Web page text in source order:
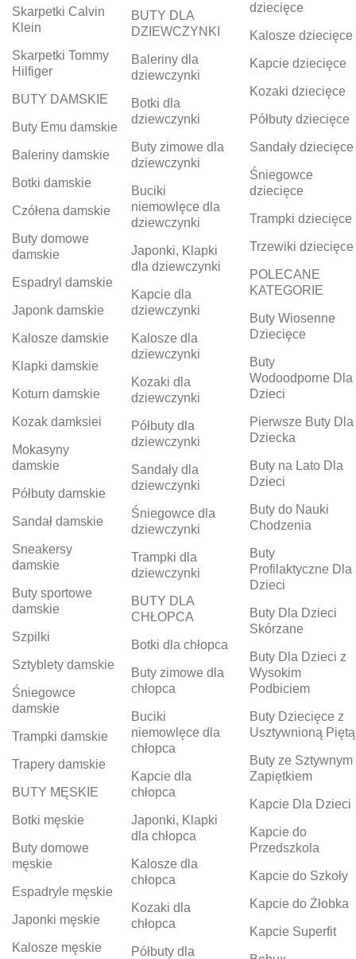
Skarpetki Calvin
Klein
Skarpetki Tommy
Hilfiger
BUTY DAMSKIE
Buty Emu damskie
Baleriny damskie
Botki damskie
Czółena damskie
Buty domowe
damskie
Espadryl damskie
Japonk damskie
Kalosze damskie
Klapki damskie
Koturn damskie
Kozak damksiei
Mokasyny
damskie
Półbuty damskie
Sandał damskie
Sneakersy
damskie
Buty sportowe
damskie
Szpilki
Sztyblety damskie
Śniegowce
damskie
Trampki damskie
Trapery damskie
BUTY MĘSKIE
Botki męskie
Buty domowe
męskie
Espadryle męskie
Japonki męskie
Kalosze męskie
BUTY DLA
DZIEWCZYNKI
Baleriny dla
dziewczynki
Botki dla
dziewczynki
Buty zimowe dla
dziewczynki
Buciki
niemowlęce dla
dziewczynki
Japonki, Klapki
dla dziewczynki
Kapcie dla
dziewczynki
Kalosze dla
dziewczynki
Kozaki dla
dziewczynki
Półbuty dla
dziewczynki
Sandały dla
dziewczynki
Śniegowce dla
dziewczynki
Trampki dla
dziewczynki
BUTY DLA
CHŁOPCA
Botki dla chłopca
Buty zimowe dla
chłopca
Buciki
niemowlęce dla
chłopca
Kapcie dla
chłopca
Japonki, Klapki
dla chłopca
Kalosze dla
chłopca
Kozaki dla
chłopca
Półbuty dla
dziecięce
Kalosze dziecięce
Kapcie dziecięce
Kozaki dziecięce
Półbuty dziecięce
Sandały dziecięce
Śniegowce
dziecięce
Trampki dziecięce
Trzewiki dziecięce
POLECANE
KATEGORIE
Buty Wiosenne
Dziecięce
Buty
Wodoodporne Dla
Dzieci
Pierwsze Buty Dla
Dziecka
Buty na Lato Dla
Dzieci
Buty do Nauki
Chodzenia
Buty
Profilaktyczne Dla
Dzieci
Buty Dla Dzieci
Skórzane
Buty Dla Dzieci z
Wysokim
Podbiciem
Buty Dziecięce z
Usztywnioną Piętą
Buty ze Sztywnym
Zapiętkiem
Kapcie Dla Dzieci
Kapcie do
Przedszkola
Kapcie do Szkoły
Kapcie do Żłobka
Kapcie Superfit